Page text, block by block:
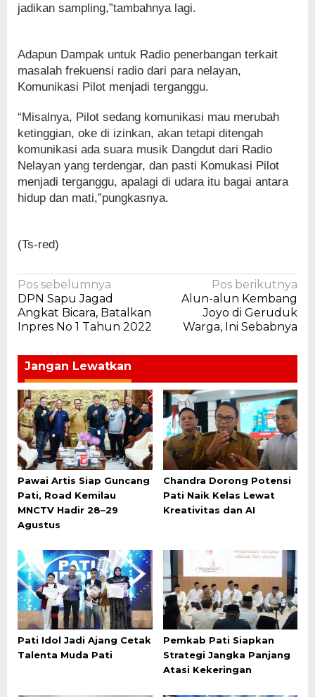
jadikan sampling,”tambahnya lagi.
Adapun Dampak untuk Radio penerbangan terkait
masalah frekuensi radio dari para nelayan,
Komunikasi Pilot menjadi terganggu.
“Misalnya, Pilot sedang komunikasi mau merubah
ketinggian, oke di izinkan, akan tetapi ditengah
komunikasi ada suara musik Dangdut dari Radio
Nelayan yang terdengar, dan pasti Komukasi Pilot
menjadi terganggu, apalagi di udara itu bagai antara
hidup dan mati,”pungkasnya.
(Ts-red)
Navigasi
pos
Pos sebelumnya
DPN Sapu Jagad
Angkat Bicara, Batalkan
Inpres No 1 Tahun 2022
Pos berikutnya
Alun-alun Kembang
Joyo di Geruduk
Warga, Ini Sebabnya
Jangan Lewatkan
Pawai Artis Siap Guncang
Pati, Road Kemilau
MNCTV Hadir 28–29
Agustus
Chandra Dorong Potensi
Pati Naik Kelas Lewat
Kreativitas dan AI
Pati Idol Jadi Ajang Cetak
Talenta Muda Pati
Pemkab Pati Siapkan
Strategi Jangka Panjang
Atasi Kekeringan